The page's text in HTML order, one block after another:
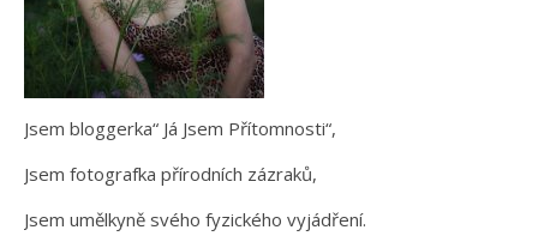
Jsem bloggerka“ Já Jsem Přítomnosti“,
Jsem fotografka přírodních zázraků,
Jsem umělkyně svého fyzického vyjádření.